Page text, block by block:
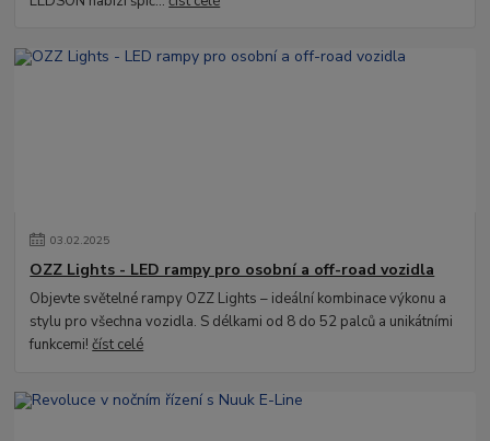
03.02.2025
OZZ Lights - LED rampy pro osobní a off-road vozidla
Objevte světelné rampy OZZ Lights – ideální kombinace výkonu a
stylu pro všechna vozidla. S délkami od 8 do 52 palců a unikátními
funkcemi!číst celé